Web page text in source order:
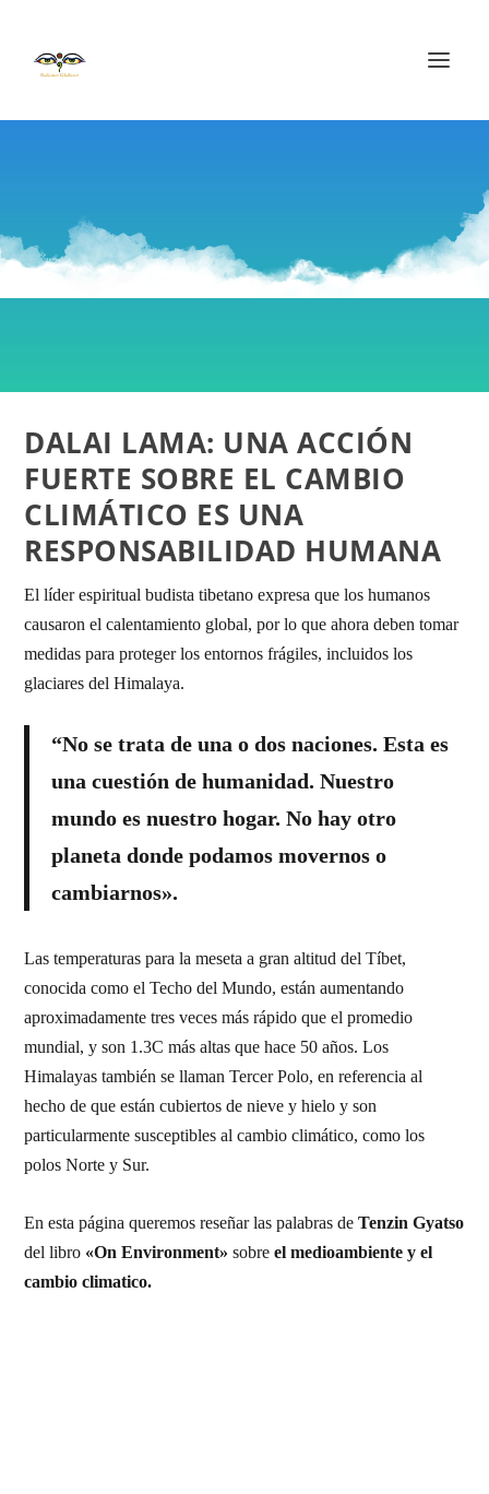
DALAI LAMA: UNA ACCIÓN
FUERTE SOBRE EL CAMBIO
CLIMÁTICO ES UNA
RESPONSABILIDAD HUMANA
El líder espiritual budista tibetano expresa que los humanos
causaron el calentamiento global, por lo que ahora deben tomar
medidas para proteger los entornos frágiles, incluidos los
glaciares del Himalaya.
“No se trata de una o dos naciones. Esta es
una cuestión de humanidad. Nuestro
mundo es nuestro hogar.No hay otro
planeta donde podamos movernos o
cambiarnos».
Las temperaturas para la meseta a gran altitud del Tíbet,
conocida como el Techo del Mundo, están aumentando
aproximadamente tres veces más rápido que el promedio
mundial, y son 1.3C más altas que hace 50 años.Los
Himalayas también se llaman Tercer Polo, en referencia al
hecho de que están cubiertos de nieve y hielo y son
particularmente susceptibles al cambio climático, como los
polos Norte y Sur.
En esta página queremos reseñar las palabras deTenzin Gyatso
del libro «On Environment»sobre el medioambiente y el
cambio climatico.